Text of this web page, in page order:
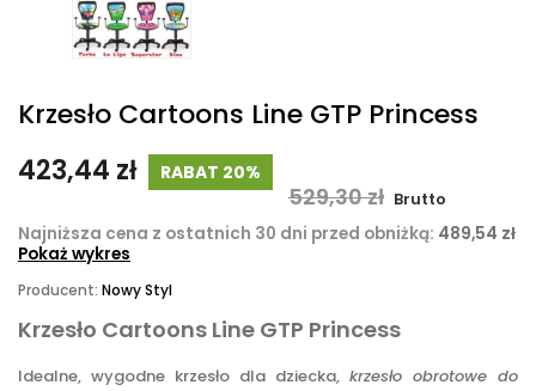
Krzesło Cartoons Line GTP Princess
423,44 zł
RABAT 20%
529,30 zł Brutto
Najniższa cena z ostatnich 30 dni przed obniżką: 489,54 zł
Pokaż wykres
Producent: Nowy Styl
Krzesło Cartoons Line GTP Princess
Idealne, wygodne krzesło dla dziecka, krzesło obrotowe do